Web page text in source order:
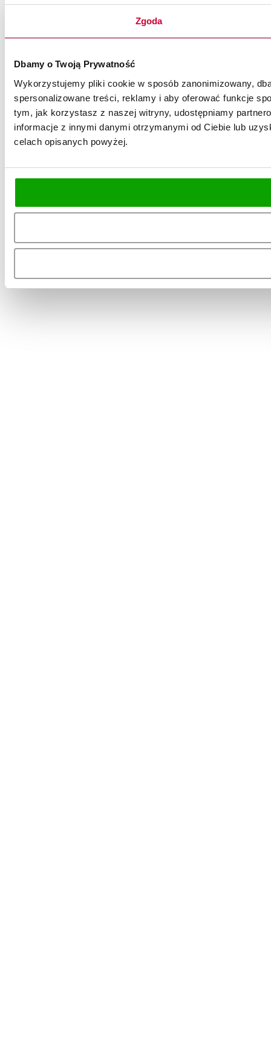
Zgoda
Dbamy o Twoją Prywatność
Wykorzystujemy pliki cookie w sposób zanonimizowany,
spersonalizowane treści, reklamy i aby oferować funkcje
tym, jak korzystasz z naszej witryny, udostępniamy
informacje z innymi danymi otrzymanymi od Ciebie lub
celach opisanych powyżej.